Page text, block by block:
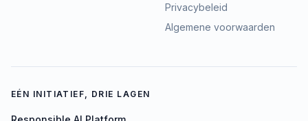
Privacybeleid
Algemene voorwaarden
EÉN INITIATIEF, DRIE LAGEN